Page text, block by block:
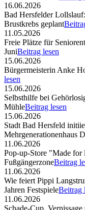
16.06.2026
Bad Hersfelder
Brustkrebs geplant
11.05.2026
Freie Plätze für
JuniBeitrag lesen
15.06.2026
Bürgermeisterin Anke
lesen
15.06.2026
Selbsthilfe bei
MühleBeitrag lesen
15.06.2026
Stadt Bad Hersfeld
Mehrgenerationenhaus
11.06.2026
Pop-up-Store "Made for
FußgängerzoneBeitrag
11.06.2026
Wie feiert Pippi
Jahren FestspieleBeitrag
11.06.2026